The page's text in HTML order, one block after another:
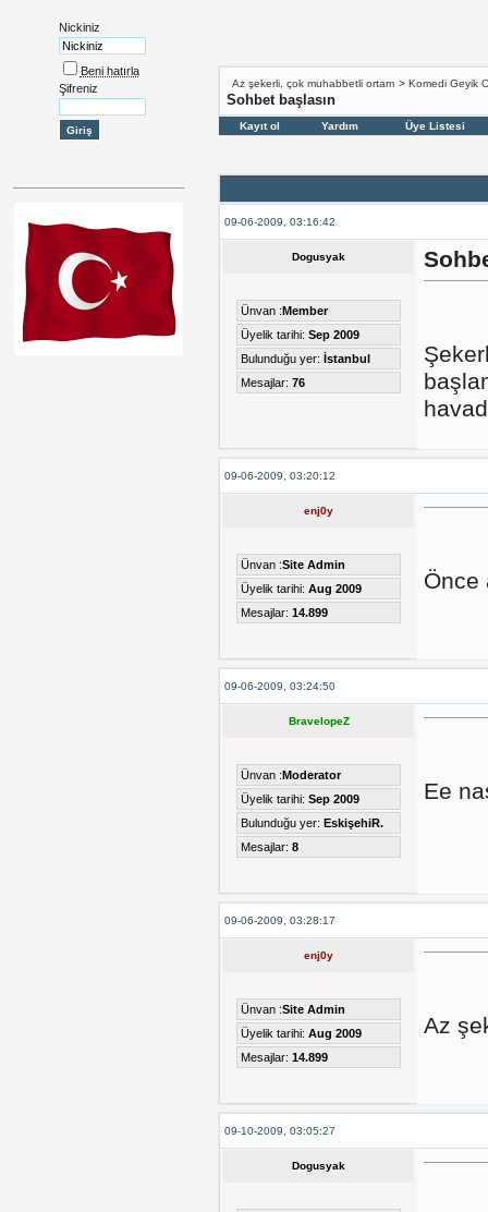
Nickiniz
Beni hatırla
Şifreniz
Az şekerli, çok muhabbetli ortam > Komedi Geyik
Sohbet başlasın
Kayıt ol Yardım Üye Listesi
09-06-2009, 03:16:42
Dogusyak
Ünvan :Member
Üyelik tarihi: Sep 2009
Bulunduğu yer: İstanbul
Mesajlar: 76
09-06-2009, 03:20:12
enj0y
Ünvan :Site Admin
Üyelik tarihi: Aug 2009
Mesajlar: 14.899
Önce
09-06-2009, 03:24:50
BravelopeZ
Ünvan :Moderator
Üyelik tarihi: Sep 2009
Bulunduğu yer: EskişehiR.
Mesajlar: 8
Ee
09-06-2009, 03:28:17
enj0y
Ünvan :Site Admin
Üyelik tarihi: Aug 2009
Mesajlar: 14.899
Az
09-10-2009, 03:05:27
Dogusyak